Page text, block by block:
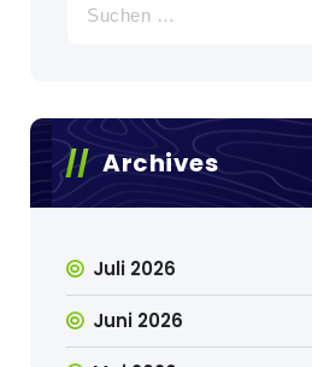
nach:
Archives
Juli 2026
Juni 2026